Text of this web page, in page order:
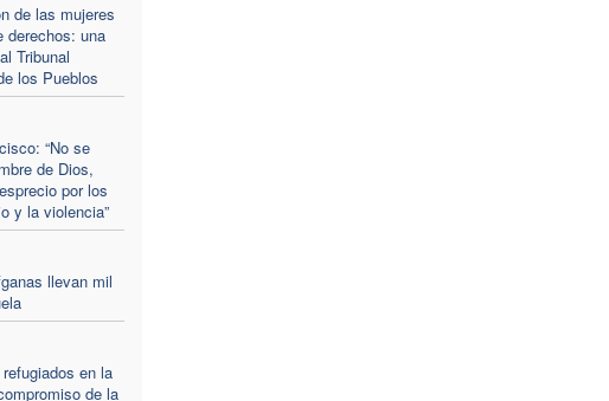
de las mujeres
derechos: una
Tribunal
los Pueblos
“No se
de Dios,
por los
y la violencia”
llevan mil
en la
de la